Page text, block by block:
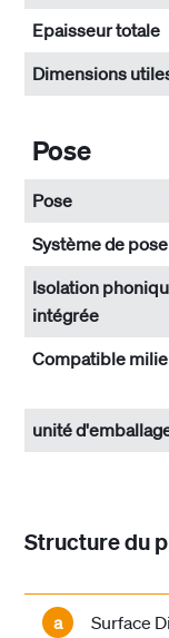
Epaisseur totale
Dimensions
Pose
Pose
Système de pose
Isolation
intégrée
Compatible
unité
Structure du
a Surface